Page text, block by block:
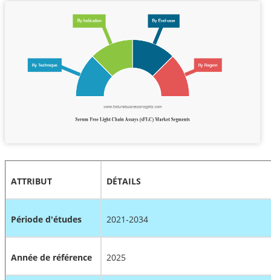
ATTRIBUT DÉTAILS
Période d'études 2021-2034
Année de référence 2025